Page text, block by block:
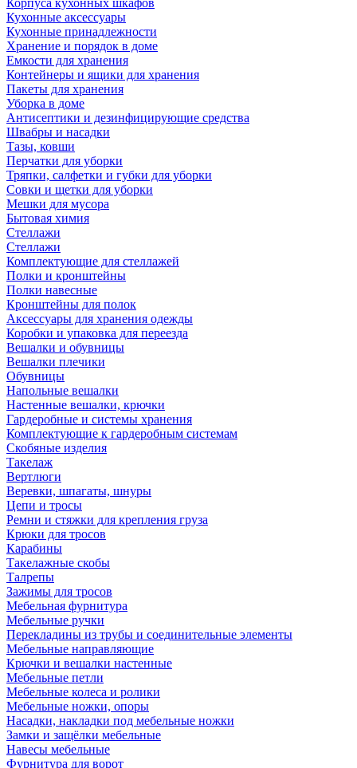
Корпуса кухонных шкафов
Кухонные аксессуары
Кухонные принадлежности
Хранение и порядок в доме
Емкости для хранения
Контейнеры и ящики для хранения
Пакеты для хранения
Уборка в доме
Антисептики и дезинфицирующие средства
Швабры и насадки
Тазы, ковши
Перчатки для уборки
Тряпки, салфетки и губки для уборки
Совки и щетки для уборки
Мешки для мусора
Бытовая химия
Стеллажи
Стеллажи
Комплектующие для стеллажей
Полки и кронштейны
Полки навесные
Кронштейны для полок
Аксессуары для хранения одежды
Коробки и упаковка для переезда
Вешалки и обувницы
Вешалки плечики
Обувницы
Напольные вешалки
Настенные вешалки, крючки
Гардеробные и системы хранения
Комплектующие к гардеробным системам
Скобяные изделия
Такелаж
Вертлюги
Веревки, шпагаты, шнуры
Цепи и тросы
Ремни и стяжки для крепления груза
Крюки для тросов
Карабины
Такелажные скобы
Талрепы
Зажимы для тросов
Мебельная фурнитура
Мебельные ручки
Перекладины из трубы и соединительные элементы
Мебельные направляющие
Крючки и вешалки настенные
Мебельные петли
Мебельные колеса и ролики
Мебельные ножки, опоры
Насадки, накладки под мебельные ножки
Замки и защёлки мебельные
Навесы мебельные
Фурнитура для ворот